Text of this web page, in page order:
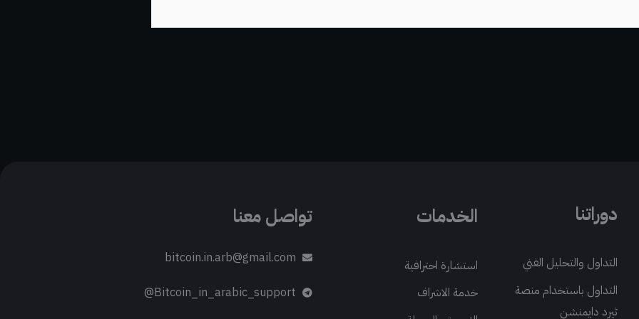
دوراتنا
التداول والتحليل الفني
التداول باستخدام منصة
ثيرد دايمنشن
الخدمات
استشارة احترافية
خدمة الاشراف
تواصل معنا
bitcoin.in.arb@gmail.com
Bitcoin_in_arabic_support@